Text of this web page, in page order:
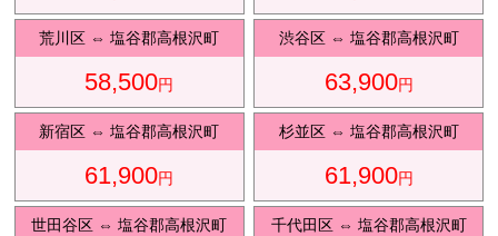
ラン
観光タクシ
ー
荒川区 ⇔塩谷郡高根沢町
58,500円
渋谷区⇔ 塩谷郡高根沢町
63,900円
新宿区 ⇔塩谷郡高根沢町
61,900円
杉並区⇔ 塩谷郡高根沢町
61,900円
世田谷区 ⇔塩谷郡高根沢町 千代田区⇔ 塩谷郡高根沢町